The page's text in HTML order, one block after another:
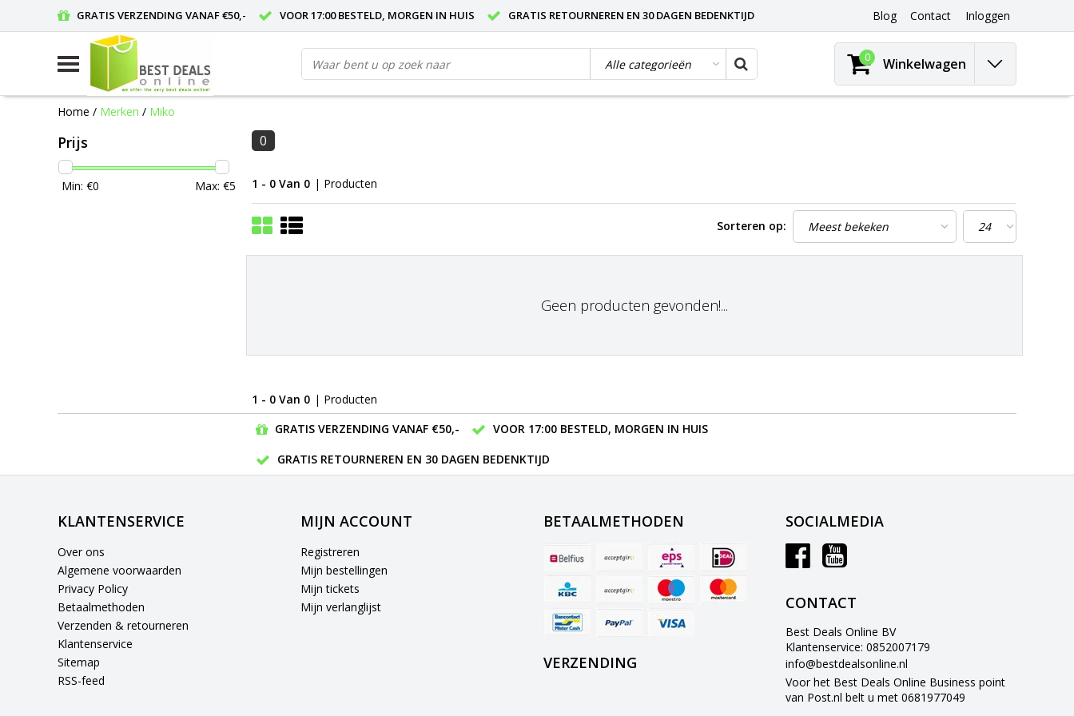
GRATIS VERZENDING VANAF €50,- VOOR 17:00 BESTELD, MORGEN IN HUIS GRATIS RETOURNEREN EN 30 DAGEN BEDENKTIJD Blog Contact Inloggen
0 Winkelwagen
Home / Merken / Miko
Prijs
Min: €0 Max: €5
0
1 - 0 Van 0 | Producten
Sorteren op:
Geen producten gevonden!...
1 - 0 Van 0 | Producten
GRATIS VERZENDING VANAF €50,-
VOOR 17:00 BESTELD, MORGEN IN HUIS
GRATIS RETOURNEREN EN 30 DAGEN BEDENKTIJD
KLANTENSERVICE
Over ons
Algemene voorwaarden
Privacy Policy
Betaalmethoden
Verzenden & retourneren
Klantenservice
Sitemap
RSS-feed
MIJN ACCOUNT
Registreren
Mijn bestellingen
Mijn tickets
Mijn verlanglijst
BETAALMETHODEN
VERZENDING
SOCIALMEDIA
CONTACT
Best Deals Online BV
Klantenservice: 0852007179
info@bestdealsonline.nl
Voor het Best Deals Online Business point
van Post.nl belt u met 0681977049